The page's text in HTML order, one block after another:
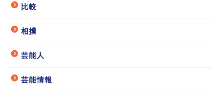
比較
相撲
芸能人
芸能情報